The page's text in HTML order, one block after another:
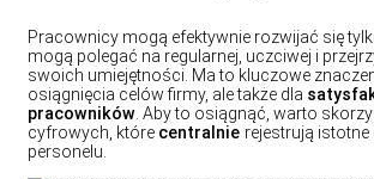
Pracownicy mogą efektywnie rozwijać się
mogą polegać na regularnej, uczciwej i
swoich umiejętności. Ma to kluczowe
osiągnięcia celów firmy, ale także dla
pracowników . Aby to osiągnąć, warto
cyfrowych, które centralnie rejestrują
personelu.